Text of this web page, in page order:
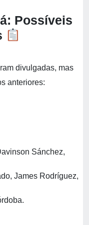
Possíveis
divulgadas, mas
anteriores:
Sánchez,
James Rodríguez,